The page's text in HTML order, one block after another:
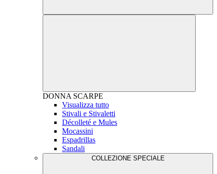
DONNA SCARPE
Visualizza tutto
Stivali e Stivaletti
Décolleté e Mules
Mocassini
Espadrillas
Sandali
COLLEZIONE SPECIALE